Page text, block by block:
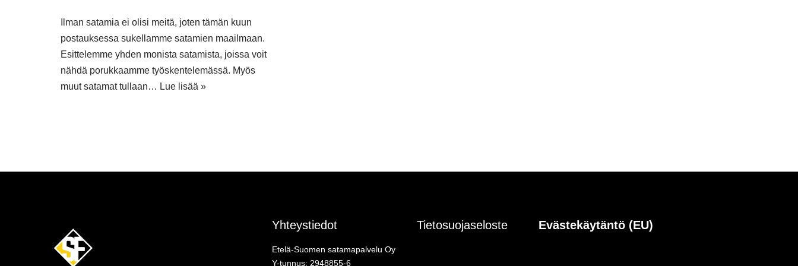
Ilman satamia ei olisi meitä, joten tämän kuun
postauksessa sukellamme satamien maailmaan.
Esittelemme yhden monista satamista, joissa voit
nähdä porukkaamme työskentelemässä. Myös
muut satamat tullaan… Lue lisää »
Yhteystiedot
Etelä-Suomen satamapalvelu Oy
Y-tunnus: 2948855-6
Tietosuojaseloste Evästekäytäntö (EU)